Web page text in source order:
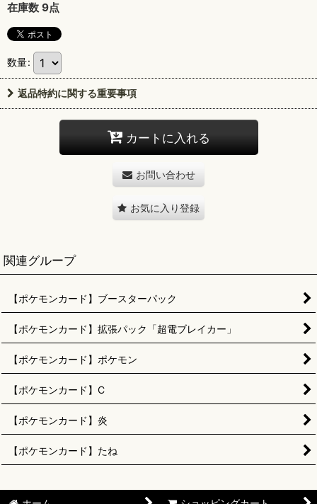
在庫数 9点
数量:
返品特約に関する重要事項
カートに入れる
お問い合わせ
お気に入り登録
関連グループ
【ポケモンカード】ブースターパック
【ポケモンカード】拡張パック「超電ブレイカー」
【ポケモンカード】ポケモン
【ポケモンカード】C
【ポケモンカード】炎
【ポケモンカード】たね